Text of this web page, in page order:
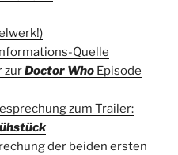
Quelle
zurDoctor Who Episode
zum Trailer:
der beiden ersten